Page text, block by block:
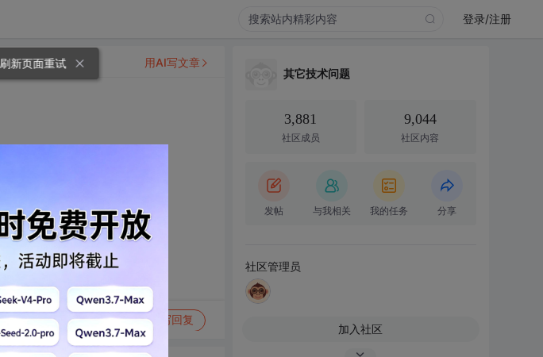
登录/注册
写回复
用AI写文章
其它技术问题
3,881
社区成员
9,044
社区内容
发帖 与我相关 我的任务 分享
社区管理员
加入社区
新页面重试